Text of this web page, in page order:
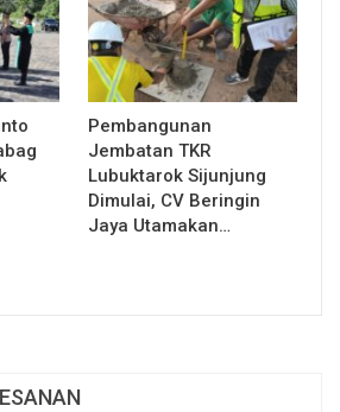
Pembangunan
Jembatan TKR
Lubuktarok Sijunjung
Dimulai, CV Beringin
Jaya Utamakan…